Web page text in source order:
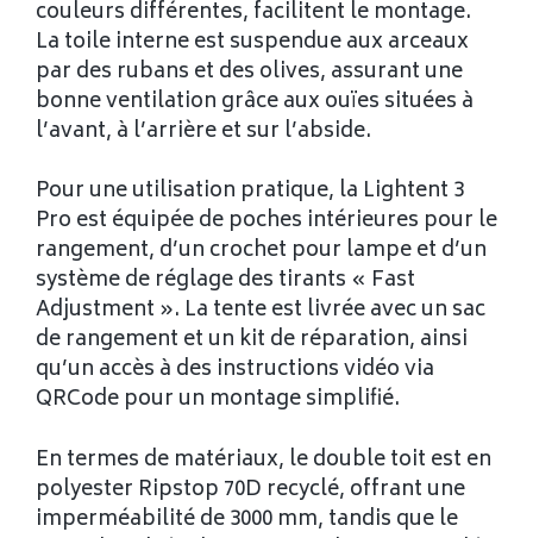
couleurs différentes, facilitent le montage.
La toile interne est suspendue aux arceaux
par des rubans et des olives, assurant une
bonne ventilation grâce aux ouïes situées à
l’avant, à l’arrière et sur l’abside.
Pour une utilisation pratique, la Lightent 3
Pro est équipée de poches intérieures pour le
rangement, d’un crochet pour lampe et d’un
système de réglage des tirants « Fast
Adjustment ». La tente est livrée avec un sac
de rangement et un kit de réparation, ainsi
qu’un accès à des instructions vidéo via
QRCode pour un montage simplifié.
En termes de matériaux, le double toit est en
polyester Ripstop 70D recyclé, offrant une
imperméabilité de 3000 mm, tandis que le